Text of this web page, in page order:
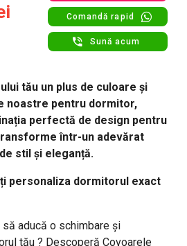
Comandă rapid
Sună acum
tău un plus de culoare și
noastre pentru dormitor,
perfectă de design pentru
într-un adevărat
stil și eleganță.
personaliza dormitorul exact
aducă o schimbare și
tău ? Descoperă Covoarele